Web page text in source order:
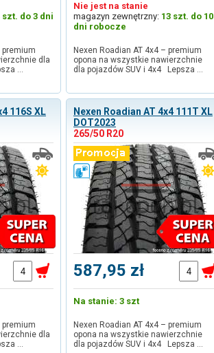
szt. do 3 dni
premium
dla
…
Nie jest na stanie
magazyn zewnętrzny: 13 szt. do 10
dni robocze
Nexen Roadian AT 4x4 – premium
opona na wszystkie nawierzchnie
dla pojazdów SUV i 4x4 Lepsza …
116S XL
premium
dla
…
Nexen Roadian AT 4x4 111T XL
DOT2023
265/50 R20
587,95 zł
Na stanie: 3 szt
Nexen Roadian AT 4x4 – premium
opona na wszystkie nawierzchnie
dla pojazdów SUV i 4x4 Lepsza …